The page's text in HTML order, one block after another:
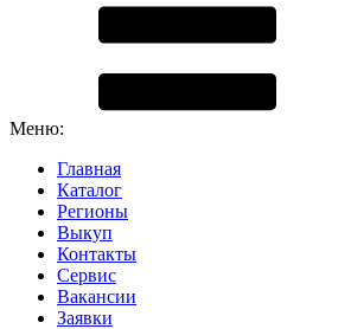
Меню:
Главная
Каталог
Регионы
Выкуп
Контакты
Сервис
Вакансии
Заявки